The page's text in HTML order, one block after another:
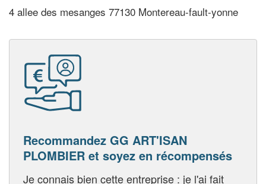
4 allee des mesanges 77130 Montereau-fault-yonne
Recommandez GG ART'ISAN
PLOMBIER et soyez en récompensés
Je connais bien cette entreprise : je l'ai fait